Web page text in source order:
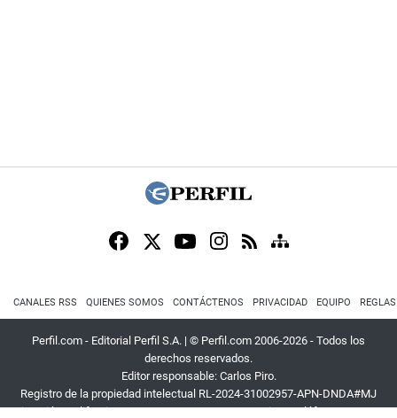
CANALES RSS QUIENES SOMOS CONTÁCTENOS PRIVACIDAD EQUIPO
Perfil.com - Editorial Perfil S.A. | © Perfil.com 2006-2026 - Todos los
derechos reservados.
Editor responsable: Carlos Piro.
Registro de la propiedad intelectual RL-2024-31002957-APN-DNDA#MJ
Dirección:California 2715,C1289ABI,CABA, Argentina| Teléfono:+54 9 11